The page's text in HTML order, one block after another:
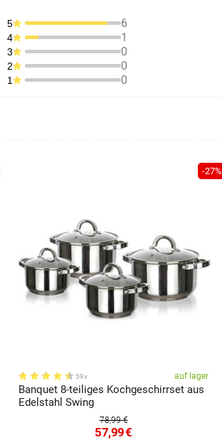
5 6
4 1
3 0
2 0
1 0
-27%
59x auf lager
Banquet 8-teiliges Kochgeschirrset aus
Edelstahl Swing
78,99 €
57,99€